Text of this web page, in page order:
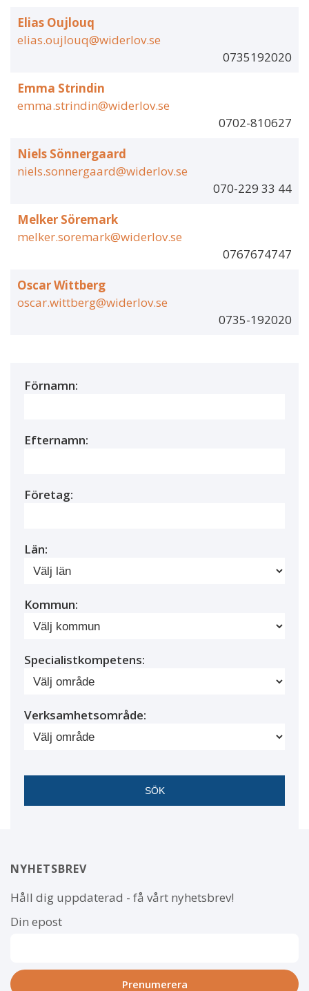
Elias Oujlouq
elias.oujlouq@widerlov.se
0735192020
Emma Strindin
emma.strindin@widerlov.se
0702-810627
Niels Sönnergaard
niels.sonnergaard@widerlov.se
070-229 33 44
Melker Söremark
melker.soremark@widerlov.se
0767674747
Oscar Wittberg
oscar.wittberg@widerlov.se
0735-192020
Förnamn:
Efternamn:
Företag:
Län:
Kommun:
Specialistkompetens:
Verksamhetsområde:
NYHETSBREV
Håll dig uppdaterad - få vårt nyhetsbrev!
Din epost